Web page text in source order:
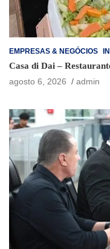
EMPRESAS & NEGÓCIOS
Casa di Dai –
agosto 6, 2026
admin